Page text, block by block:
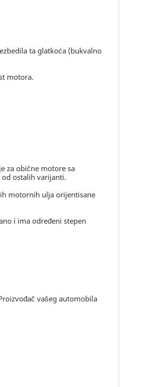
ta glatkoća (bukvalno
motora.
za obične motore sa
ostalih varijanti.
motornih ulja orijentisane
i ima određeni stepen
vašeg automobila